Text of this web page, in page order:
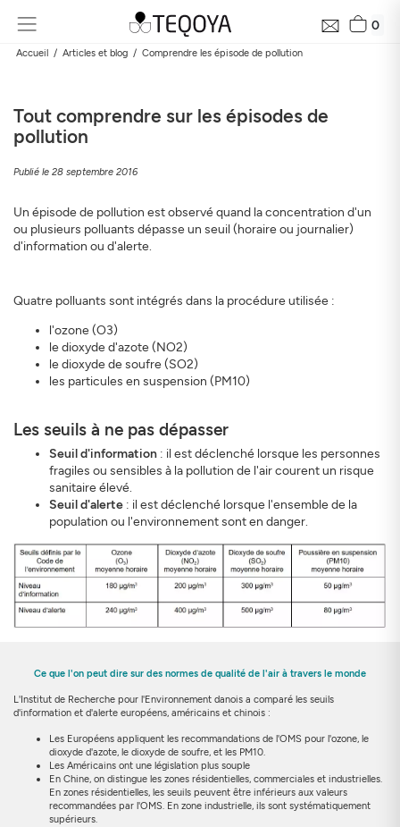
0
Accueil Articles et blog Comprendre les épisode de pollution
Tout comprendre sur les épisodes de
pollution
Publié le 28 septembre 2016
Un épisode de pollution est observé quand la concentration d'un
ou plusieurs polluants dépasse un seuil (horaire ou journalier)
d'information ou d'alerte.
Quatre polluants sont intégrés dans la procédure utilisée :
l'ozone (O3)
le dioxyde d'azote (NO2)
le dioxyde de soufre (SO2)
les particules en suspension (PM10)
Les seuils à ne pas dépasser
Seuil d'information : il est déclenché lorsque les personnes
fragiles ou sensibles à la pollution de l'air courent un risque
sanitaire élevé.
Seuil d'alerte : il est déclenché lorsque l'ensemble de la
population ou l'environnement sont en danger.
Ce que l'on peut dire sur des normes de qualité de l'air à travers le monde
L'Institut de Recherche pour l'Environnement danois a comparé les seuils
d'information et d'alerte européens, américains et chinois :
Les Européens appliquent les recommandations de l'OMS pour l'ozone, le
dioxyde d'azote, le dioxyde de soufre, et les PM10.
Les Américains ont une législation plus souple
En Chine, on distingue les zones résidentielles, commerciales et industrielles.
En zones résidentielles, les seuils peuvent être inférieurs aux valeurs
recommandées par l'OMS. En zone industrielle, ils sont systématiquement
supérieurs.